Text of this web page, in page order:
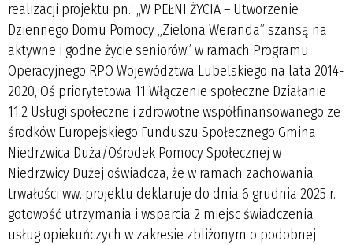
realizacji projektu pn.: „W PEŁNI ŻYCIA – Utworzenie
Dziennego Domu Pomocy „Zielona Weranda” szansą na
aktywne i godne życie seniorów” w ramach Programu
Operacyjnego RPO Województwa Lubelskiego na lata 2014-
2020, Oś priorytetowa 11 Włączenie społeczne Działanie
11.2 Usługi społeczne i zdrowotne współfinansowanego ze
środków Europejskiego Funduszu Społecznego Gmina
Niedrzwica Duża/Ośrodek Pomocy Społecznej w
Niedrzwicy Dużej oświadcza, że w ramach zachowania
trwałości ww. projektu deklaruje do dnia 6 grudnia 2025 r.
gotowość utrzymania i wsparcia 2 miejsc świadczenia
usług opiekuńczych w zakresie zbliżonym o podobnej